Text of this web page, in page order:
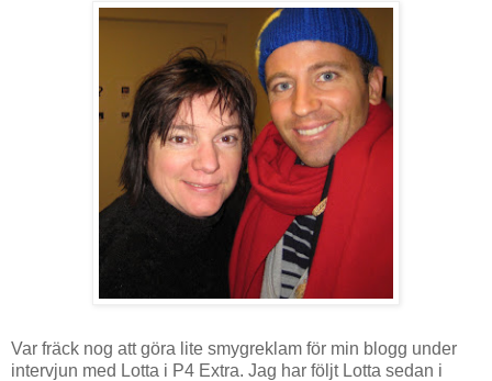
Var fräck nog att göra lite smygreklam för min blogg under
intervjun med Lotta i P4 Extra. Jag har följt Lotta sedan i